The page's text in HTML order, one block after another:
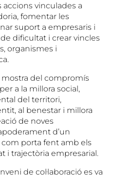
vinculades a
fomentar les
suport a empresaris i
dificultat i crear vincles
organismes i
del compromís
a la millora social,
del territori,
al benestar i millora
de noves
d’un
com porta fent amb els
i trajectòria empresarial.
de col·laboració es va